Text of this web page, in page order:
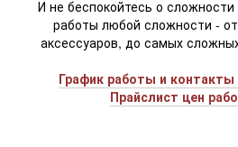
И не беспокойтесь о
работы любой сложности -
аксессуаров, до самых
График работы и
Прайслист цен